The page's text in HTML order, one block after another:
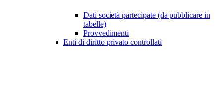
Dati società partecipate (da pubblicare in
tabelle)
Provvedimenti
Enti di diritto privato controllati